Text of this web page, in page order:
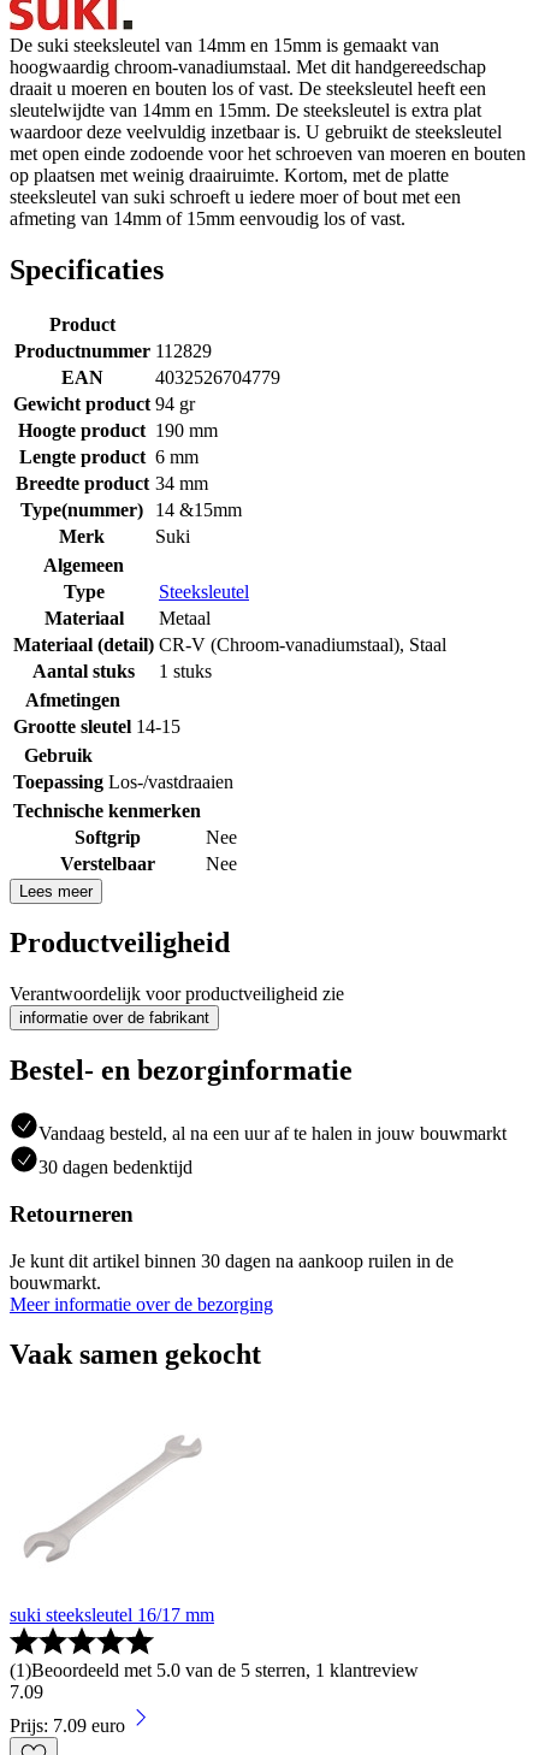
De suki steeksleutel van 14mm en 15mm is gemaakt van
hoogwaardig chroom-vanadiumstaal. Met dit handgereedschap
draait u moeren en bouten los of vast. De steeksleutel heeft een
sleutelwijdte van 14mm en 15mm. De steeksleutel is extra plat
waardoor deze veelvuldig inzetbaar is. U gebruikt de steeksleutel
met open einde zodoende voor het schroeven van moeren en bouten
op plaatsen met weinig draairuimte. Kortom, met de platte
steeksleutel van suki schroeft u iedere moer of bout met een
afmeting van 14mm of 15mm eenvoudig los of vast.
Specificaties
Product
Productnummer 112829
EAN
4032526704779
Gewicht product 94 gr
Hoogte product 190 mm
Lengte product 6 mm
Breedte product 34 mm
Type(nummer)
14 &15mm
Merk
Suki
Algemeen
Type
Steeksleutel
Materiaal
Metaal
Materiaal (detail) CR-V (Chroom-vanadiumstaal), Staal
Aantal stuks
1 stuks
Afmetingen
Grootte sleutel 14-15
Gebruik
Toepassing Los-/vastdraaien
Technische kenmerken
Softgrip
Nee
Verstelbaar
Nee
Lees meer
Productveiligheid
Verantwoordelijk voor productveiligheid zie
informatie over de fabrikant
Bestel- en bezorginformatie
Vandaag besteld, al na een uur af te halen in jouw bouwmarkt
30 dagen bedenktijd
Retourneren
Je kunt dit artikel binnen 30 dagen na aankoop ruilen in de
bouwmarkt.
Meer informatie over de bezorging
Vaak samen gekocht
suki steeksleutel 16/17 mm
(1)Beoordeeld met 5.0 van de 5 sterren, 1 klantreview
7.09
Prijs: 7.09 euro